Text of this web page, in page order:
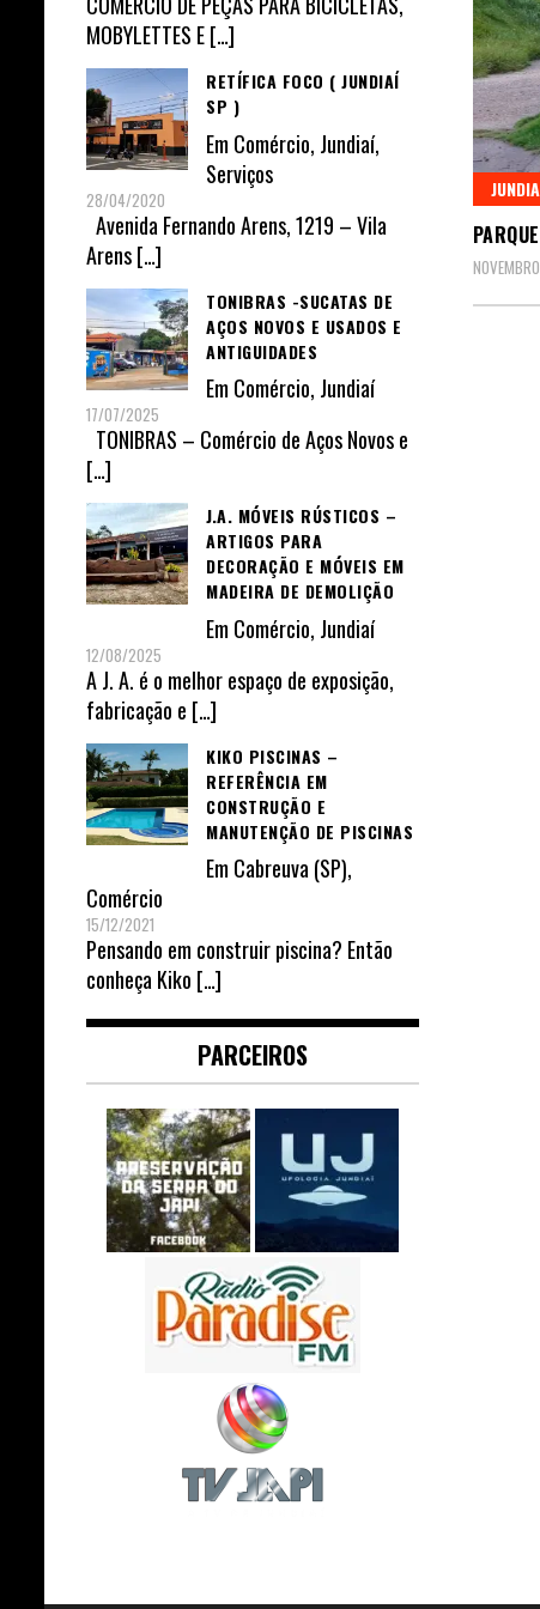
MOBYLETTES E[…]
RETÍFICA FOCO ( JUNDIAÍ
SP )
Em Comércio, Jundiaí,
Serviços
28/04/2020
Avenida Fernando Arens, 1219 – Vila
Arens[…]
TONIBRAS -SUCATAS DE
AÇOS NOVOS E USADOS E
ANTIGUIDADES
Em Comércio, Jundiaí
17/07/2025
TONIBRAS – Comércio de Aços Novos e
[…]
J.A. MÓVEIS RÚSTICOS –
ARTIGOS PARA
DECORAÇÃO E MÓVEIS EM
MADEIRA DE DEMOLIÇÃO
Em Comércio, Jundiaí
12/08/2025
A J. A. é o melhor espaço de exposição,
fabricação e […]
KIKO PISCINAS –
REFERÊNCIA EM
CONSTRUÇÃO E
MANUTENÇÃO DE PISCINAS
Em Cabreuva (SP),
Comércio
15/12/2021
Pensando em construir piscina? Então
conheça Kiko […]
PARCEIROS